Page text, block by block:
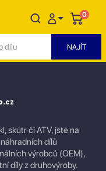
0
skútr či ATV, jste na
dílů
výrobců (OEM),
díly z druhovýroby.